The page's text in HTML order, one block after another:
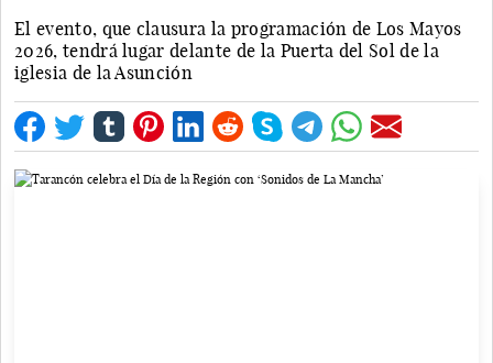
El evento, que clausura la programación de Los Mayos
2026, tendrá lugar delante de la Puerta del Sol de la
iglesia de la Asunción